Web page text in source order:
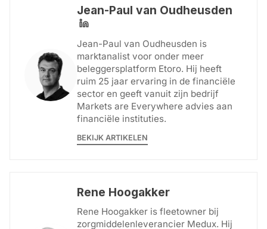
Jean-Paul van Oudheusden
Jean-Paul van Oudheusden is
marktanalist voor onder meer
beleggersplatform Etoro. Hij heeft
ruim 25 jaar ervaring in de financiële
sector en geeft vanuit zijn bedrijf
Markets are Everywhere advies aan
financiële instituties.
BEKIJK ARTIKELEN
Rene Hoogakker
Rene Hoogakker is fleetowner bij
zorgmiddelenleverancier Medux. Hij